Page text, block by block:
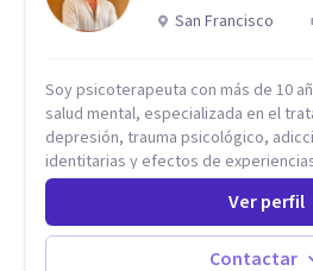
San Francisco
Soy psicoterapeuta con más de 10
salud mental, especializada en el
depresión, trauma psicológico,
identitarias y efectos de
Ofrezco un espacio terapéutico
profundamente humano, donde el
transformarse en
Ver perfil
Contactar